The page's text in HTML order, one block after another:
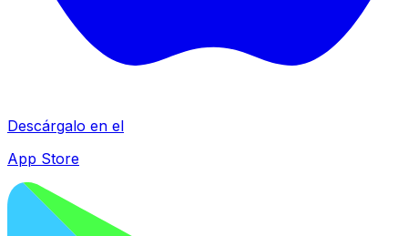
Descárgalo en el
App Store